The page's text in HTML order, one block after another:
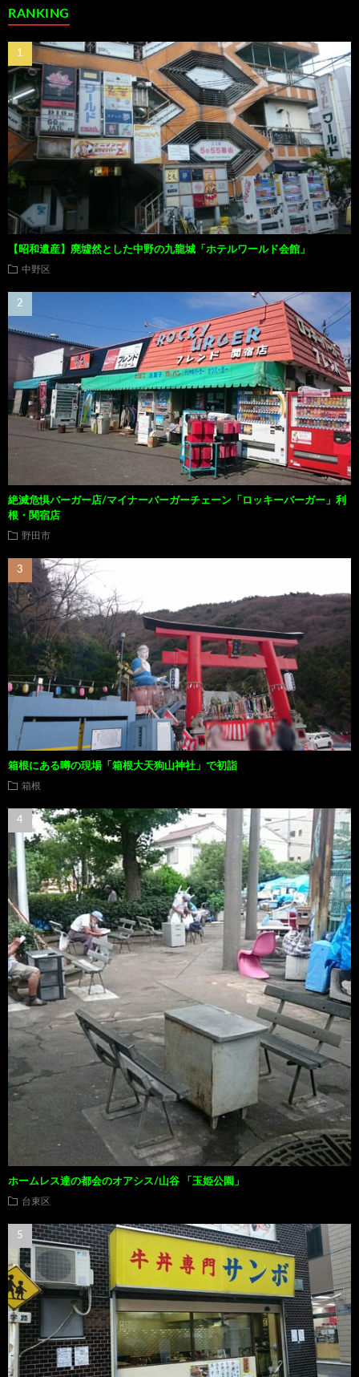
RANKING
【昭和遺産】廃墟然とした中野の九龍城「ホテルワールド会館」
中野区
絶滅危惧バーガー店/マイナーバーガーチェーン「ロッキーバーガー」利
根・関宿店
野田市
箱根にある噂の現場「箱根大天狗山神社」で初詣
箱根
ホームレス達の都会のオアシス/山谷 「玉姫公園」
台東区